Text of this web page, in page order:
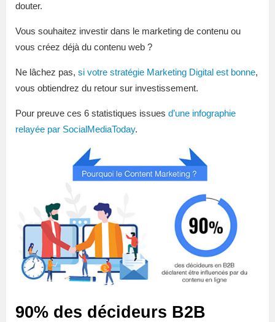
douter.
Vous souhaitez investir dans le marketing de contenu ou
vous créez déjà du contenu web ?
Ne lâchez pas, si votre stratégie Marketing Digital est bonne,
vous obtiendrez du retour sur investissement.
Pour preuve ces 6 statistiques issues d’une infographie
relayée par SocialMediaToday.
90% des décideurs B2B